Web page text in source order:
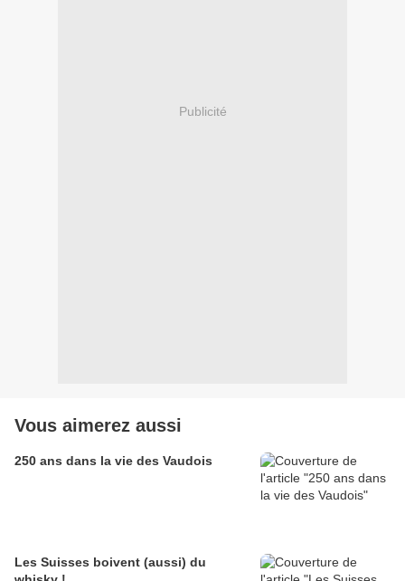
Publicité
Vous aimerez aussi
250 ans dans la vie des Vaudois
Les Suisses boivent (aussi) du